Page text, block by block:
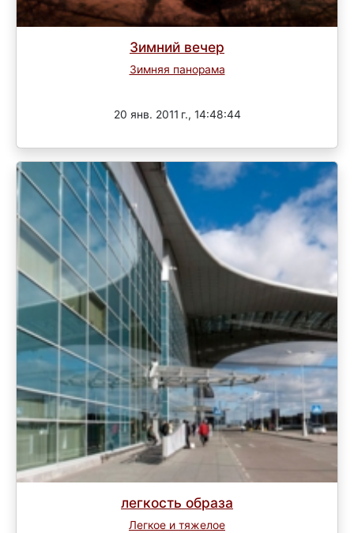
Зимний вечер
Зимняя панорама
20 янв. 2011 г., 14:48:44
легкость образа
Легкое и тяжелое